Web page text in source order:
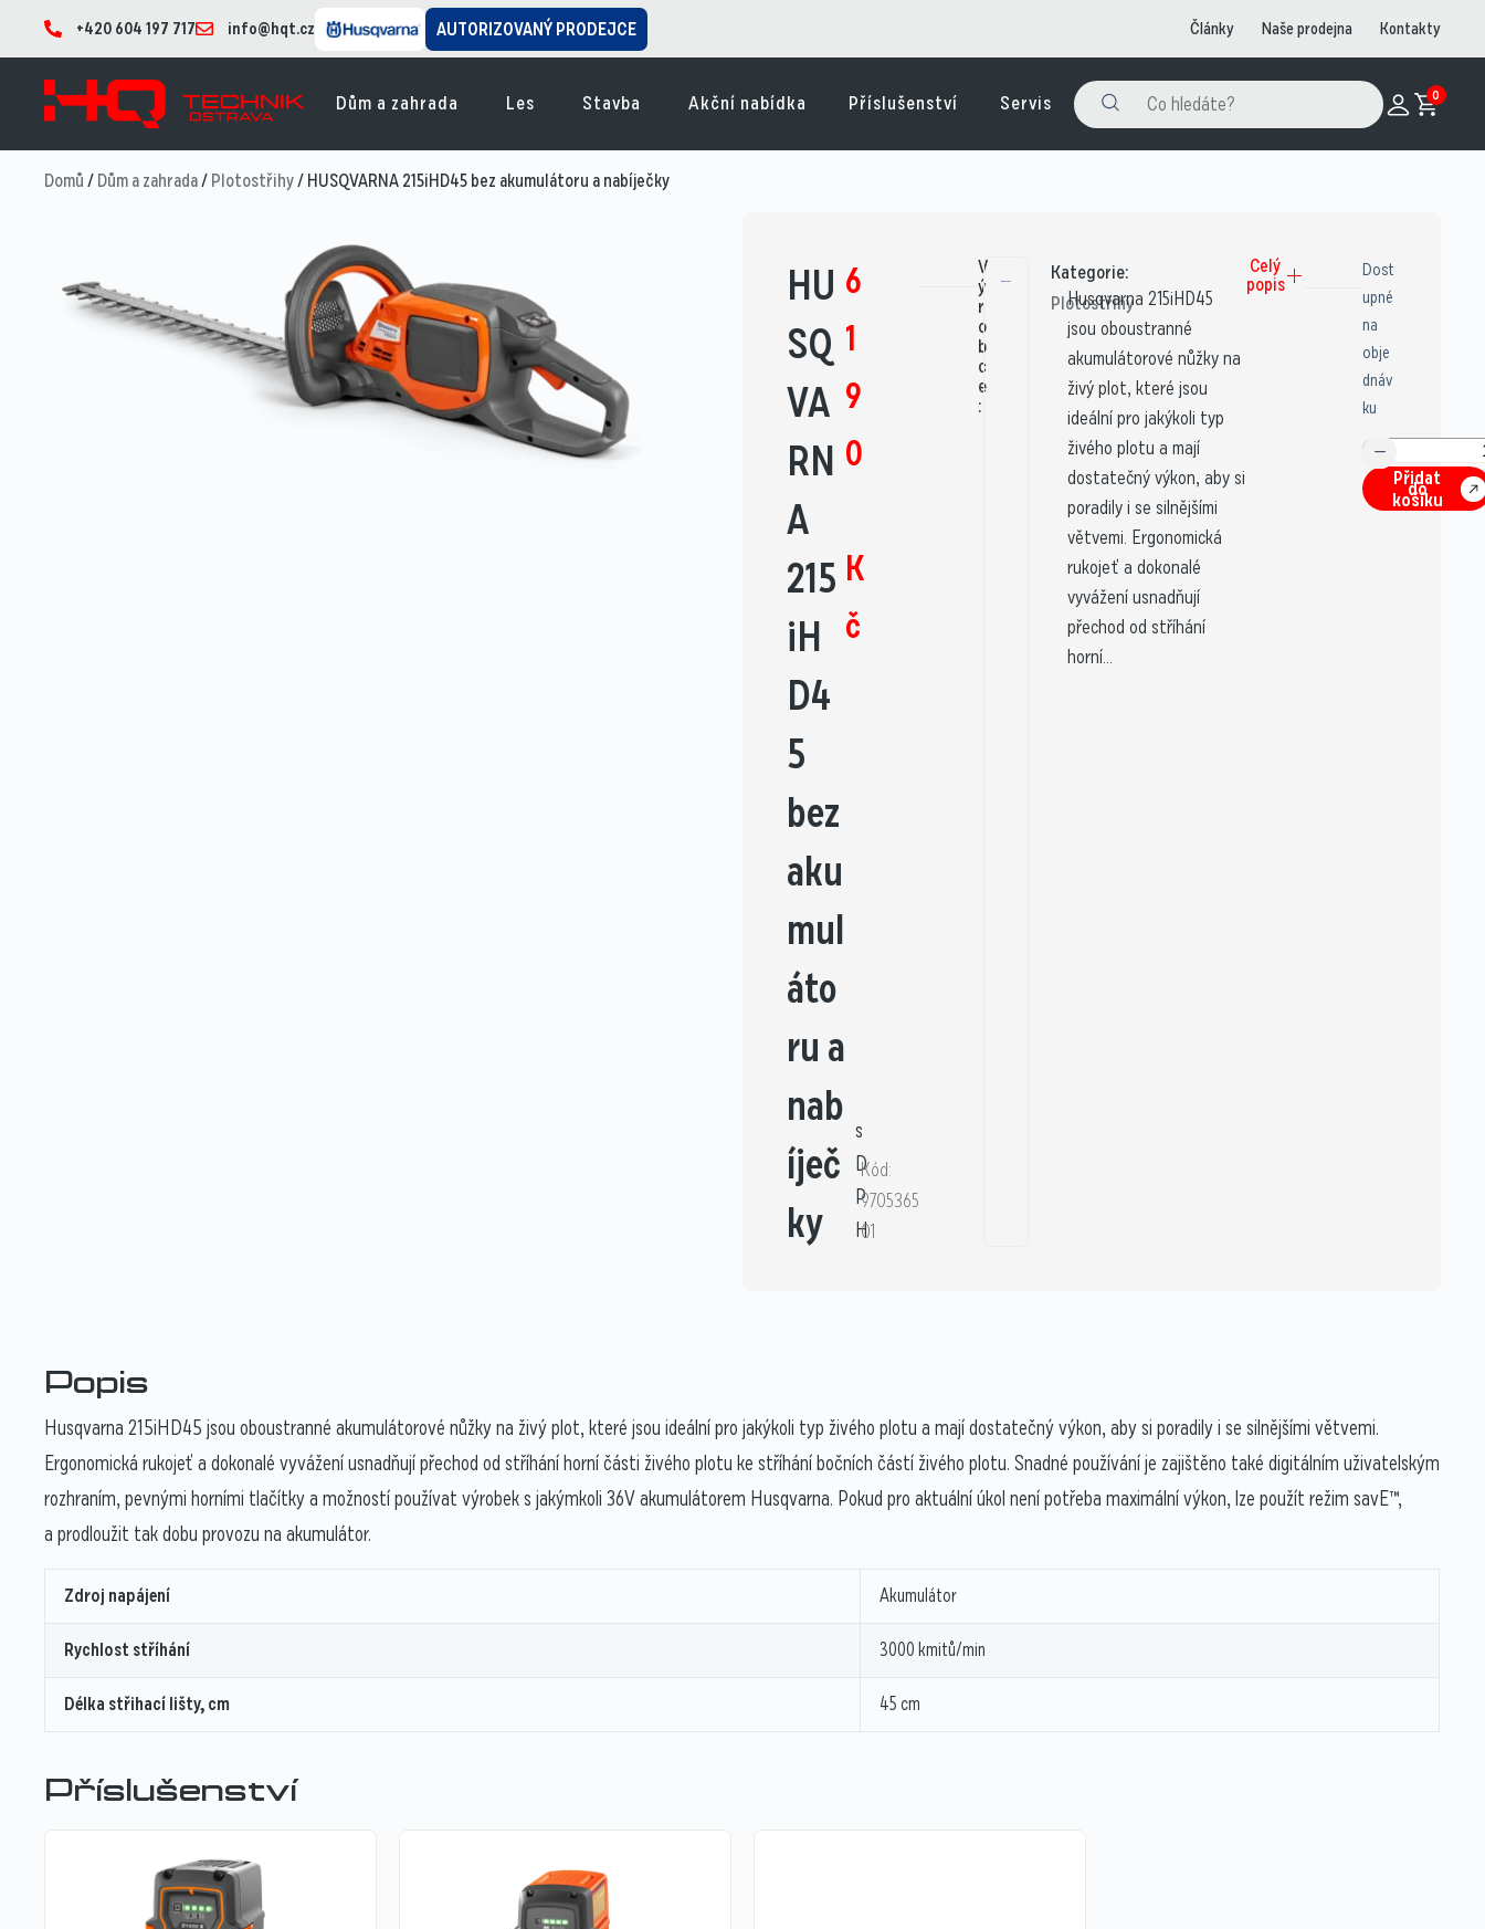
+420 604 197 717 info@hqt.cz AUTORIZOVANÝ PRODEJCE Články Naše prodejna Kontakty
Dům a zahrada Les Stavba Akční nabídka Příslušenství Servis 0
Domů/Dům a zahrada/Plotostřihy/ HUSQVARNA 215iHD45 bez akumulátoru a nabíječky
HU
SQ
VA
RN
A
215
iH
D4
5
bez
aku
mul
áto
ru a
nab
íječ
ky
6
1
9
0
K
č
s
D
P
H
Kód:
9705365
01
V
ý
r
o
b
c
e
:
Kategorie:
Plotostřihy
Husqvarna 215iHD45
jsou oboustranné
akumulátorové nůžky na
živý plot, které jsou
ideální pro jakýkoli typ
živého plotu a mají
dostatečný výkon, aby si
poradily i se silnějšími
větvemi. Ergonomická
rukojeť a dokonalé
vyvážení usnadňují
přechod od stříhání
horní...
Celý
popis
Dost
upné
na
obje
dnáv
ku
Přidat
do
košíku
Popis
Husqvarna 215iHD45 jsou oboustranné akumulátorové nůžky na živý plot, které jsou ideální pro jakýkoli typ živého plotu a mají dostatečný výkon, aby si poradily i se silnějšími větvemi.
Ergonomická rukojeť a dokonalé vyvážení usnadňují přechod od stříhání horní části živého plotu ke stříhání bočních částí živého plotu. Snadné používání je zajištěno také digitálním uživatelským
rozhraním, pevnými horními tlačítky a možností používat výrobek s jakýmkoli 36V akumulátorem Husqvarna. Pokud pro aktuální úkol není potřeba maximální výkon, lze použít režim savE™,
a prodloužit tak dobu provozu na akumulátor.
Zdroj napájení Akumulátor
Rychlost stříhání 3000 kmitů/min
Délka střihací lišty, cm 45 cm
Příslušenství